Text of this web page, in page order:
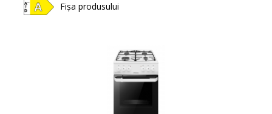
Fișa produsului